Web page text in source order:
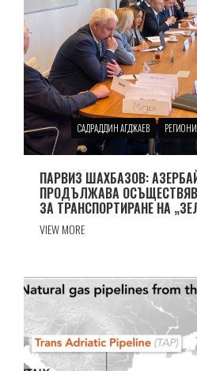
САДРАДДИН АГДЖАЕВ РЕГИОНИ
ПАРВИЗ ШАХБАЗОВ:
ПРОДЪЛЖАВА
ЗА ТРАНСПОРТИРАНЕ НА
VIEW MORE